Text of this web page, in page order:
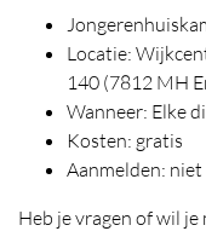
Locatie:
140 (7812 MH
Wanneer: Elke
Kosten: gratis
Aanmelden: niet
Heb je vragen of wil